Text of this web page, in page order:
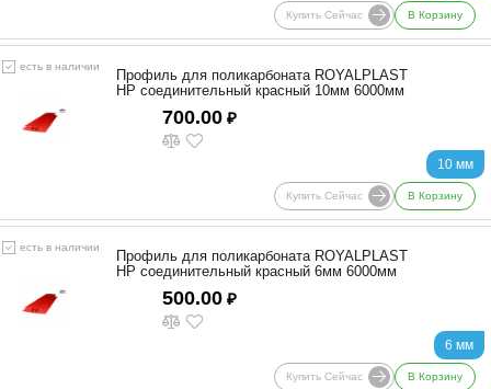
Купить Сейчас В Корзину
есть в наличии
10 мм
Профиль для поликарбоната ROYALPLAST
HP соединительный красный 10мм 6000мм
700.00 ₽
Купить Сейчас В Корзину
есть в наличии
6 мм
Профиль для поликарбоната ROYALPLAST
HP соединительный красный 6мм 6000мм
500.00 ₽
Купить Сейчас В Корзину